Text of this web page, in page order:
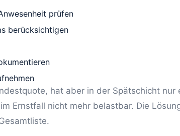
prüfen
berücksichtigen
hat aber in der Spätschicht nur
Ernstfall nicht mehr belastbar. Die